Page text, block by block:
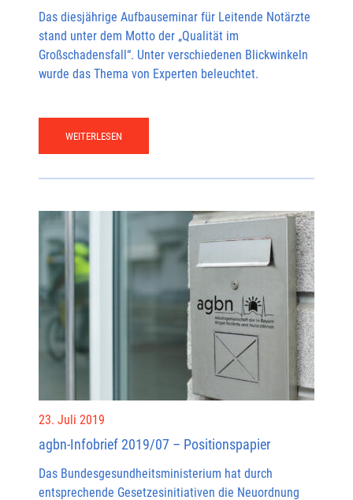
Das diesjährige Aufbauseminar für Leitende Notärzte
stand unter dem Motto der „Qualität im
Großschadensfall“. Unter verschiedenen Blickwinkeln
wurde das Thema von Experten beleuchtet.
WEITERLESEN
23. Juli 2019
agbn-Infobrief 2019/07 – Positionspapier
Das Bundesgesundheitsministerium hat durch
entsprechende Gesetzesinitiativen die Neuordnung